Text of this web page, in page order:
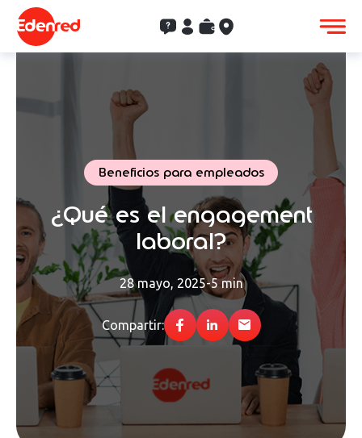
Contacto
Clientes
SaldoAceptación
Beneficios para empleados
¿Qué es el engagement
laboral?
28 mayo, 2025-5 min
Compartir: